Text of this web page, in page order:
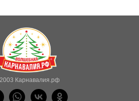
Карнавалия.рф